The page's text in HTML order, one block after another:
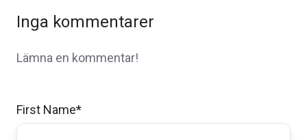
Inga kommentarer
Lämna en kommentar!
First Name*